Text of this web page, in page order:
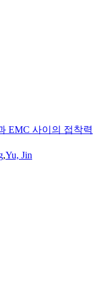
EMC 사이의 접착력
,Yu, Jin